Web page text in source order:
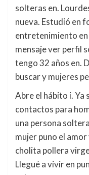
solteras en.
nueva. Estudió en
entretenimiento en
mensaje ver perfil
tengo 32 años en.
buscar y mujeres
Abre el hábito i. Ya
contactos para
una persona
mujer puno el
cholita pollera
Llegué a vivir en